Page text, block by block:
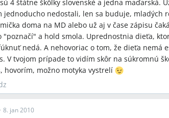
súkromné škôlky, súkromné jasle/
škôlok v okolitých obciach.
tvrdia, že predškolák (dieťa, ktoré má k 1.9.
na trvalý pobyt, zatiaľ čo iní uvádzajú, že v
ak školka nemá kapacitu.
naznačujú, že podanie prihlášky do
4 štátne škôlky slovenské a jedna maďarská.
jednoducho nedostali, len sa buduje, mladých
doma na MD alebo už aj v čase zápisu
"poznačí" a hold smola. Uprednostnia dieťa,
nedá. A nehovoriac o tom, že dieťa nemá
V tvojom prípade to vidím skôr na súkromnú
hovorím, možno motyka vystrelí
8. jan 2010